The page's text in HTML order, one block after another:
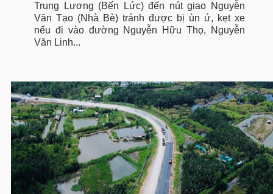
Trung Lương (Bến Lức) đến nút giao Nguyễn
Văn Tạo (Nhà Bè) tránh được bị ùn ứ, kẹt xe
nếu đi vào đường Nguyễn Hữu Thọ, Nguyễn
Văn Linh...